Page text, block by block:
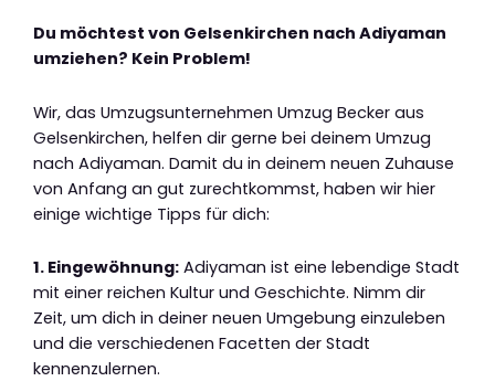
Du möchtest von Gelsenkirchen nach Adiyaman
umziehen? Kein Problem!
Wir, das Umzugsunternehmen Umzug Becker aus
Gelsenkirchen, helfen dir gerne bei deinem Umzug
nach Adiyaman. Damit du in deinem neuen Zuhause
von Anfang an gut zurechtkommst, haben wir hier
einige wichtige Tipps für dich:
1. Eingewöhnung: Adiyaman ist eine lebendige Stadt
mit einer reichen Kultur und Geschichte. Nimm dir
Zeit, um dich in deiner neuen Umgebung einzuleben
und die verschiedenen Facetten der Stadt
kennenzulernen.